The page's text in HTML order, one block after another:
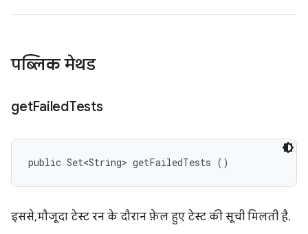
पब्लिक मेथड
getFailedTests
public Set<String> getFailedTests ()
इससे, मौजूदा टेस्ट रन के दौरान फ़ेल हुए टेस्ट की सूची मिलती है.